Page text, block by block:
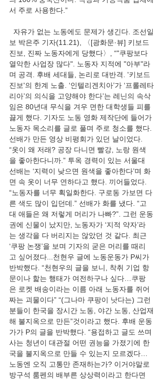
서 주로 사용한다.”
자유가 없는 노동에도 문제가 생긴다. 조선일
보 박은주 기자(11.21), 〈[광화문·뷰] 키보드
진보, 진짜 노동자에게 당했다〉, “"쿠팡보다
열악한 사업장 많다". 노동자 지적에 "아부"라
며 공격. 후배 세대들, 논리로 대반격. '키보드
진보'의 한계 노출. ‘인텔리겐치아’가 ‘프롤레타
리아’의 의식을 고양해야 한다’는 레닌의 속삭
임은 80년대 무식을 겨우 면한 대학생들 피를
끓게 했다. 기자도 노동 영화 제작단에 들어가
노동자 목소리를 글로 풀며 주로 청소를 했다.
선배가 만든 영상 비평회가 있던 날이었다.
“옷이 왜 저래? 공장 다니면 빨강, 노랑 원색
을 좋아한다니까.” 투옥 경력이 있는 서울대
선배는 ‘지력이 낮으면 원색을 좋아한다’며 화
면 속 옷이 너무 연하다고 했다. 끼어들었다.
“노동자를 너무 획일화한다. 구로동 가보면 다
른 색도 많이 입던데.” 선배가 화를 냈다. “고
대 애들은 왜 저렇게 머리가 나빠?”. 그런 운동
권에 신물이 났지만, 노동자가 ‘지적 약자’라
는 생각을 다 버리지는 않았던 것 같다. 최근
‘쿠팡 논쟁’을 보며 기자의 굳은 머리를 때리
고 싶어졌다...천현우 글에 노동운동가 P씨가
반박했다. “천현우의 글을 보니, 착취 기업 항
문이나 핥는 행태가 여전하구나 싶다…쿠팡
은 로켓 배송이라는 이름 아래 노동자를 쥐어
짜는 괴물이다” “(그나마 쿠팡이 낫다는) 그런
분들이 한국을 장시간 노동, 야간 노동, 산업재
해 불지옥으로 만든”것이라고 했다. 후배 운동
가가 P의 글을 반박했다. “용접하고 글도 쓰며
사는 청년이 대관절 어떤 권능을 가졌기에 한
국을 불지옥으로 만들 수 있는지 모르겠다…
노동엔 오직 고통만 존재하는가? 이거야말로
방구석 룸펜의 배부른 상상력이라고 한다면